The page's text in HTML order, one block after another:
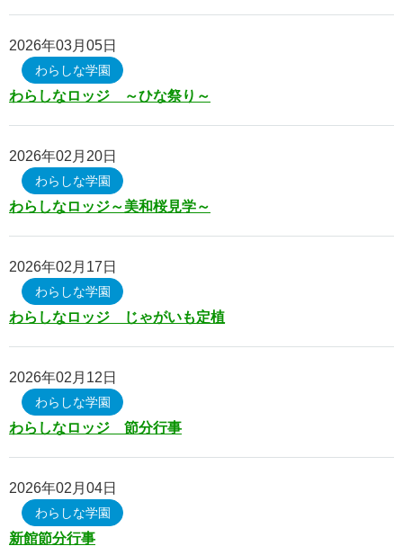
小鹿こども園
理念・取り組み
入園について
北沼上こども園
理念・取り組み
園での生活
子育て支援事業
書式ダウンロード
わらしな学園
入所の流れ・料金・QA
2026年03月05日
わらしな学園
わらしなロッジ ～ひな祭り～
2026年02月20日
わらしな学園
わらしなロッジ～美和桜見学～
2026年02月17日
わらしな学園
わらしなロッジ じゃがいも定植
2026年02月12日
わらしな学園
わらしなロッジ 節分行事
2026年02月04日
わらしな学園
新館節分行事